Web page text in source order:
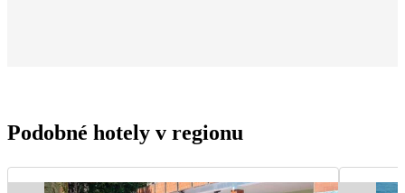
Podobné hotely v regionu